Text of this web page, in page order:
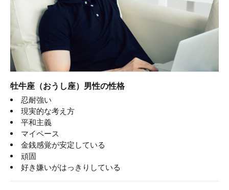
牡牛座（おうし座）男性の性格
忍耐強い
現実的な考え方
平和主義
マイペース
金銭感覚が安定している
頑固
好き嫌いがはっきりしている